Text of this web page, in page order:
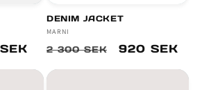
DENIM JACKET
Säljare:
MARNI
Ordinarie
2 300 SEK 920 SEK